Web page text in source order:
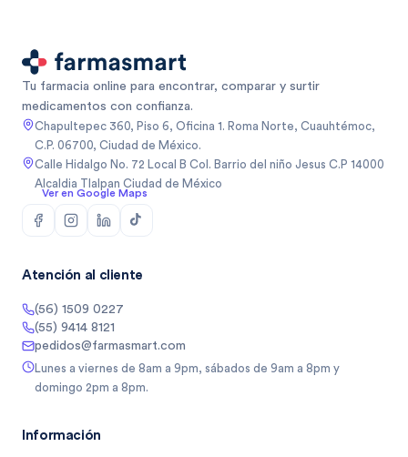
Tu farmacia online para encontrar, comparar y surtir
medicamentos con confianza.
Chapultepec 360, Piso 6, Oficina 1. Roma Norte, Cuauhtémoc,
C.P. 06700, Ciudad de México.
Calle Hidalgo No. 72 Local B Col. Barrio del niño Jesus C.P 14000
Alcaldia Tlalpan Ciudad de México
Ver en Google Maps
Atención al cliente
(56) 1509 0227
(55) 9414 8121
pedidos@farmasmart.com
Lunes a viernes de 8am a 9pm, sábados de 9am a 8pm y
domingo 2pm a 8pm.
Información